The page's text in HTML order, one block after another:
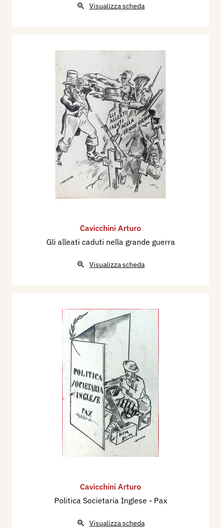
Visualizza scheda
Cavicchini Arturo
Gli alleati caduti nella grande guerra
Visualizza scheda
Cavicchini Arturo
Politica Societaria Inglese - Pax
Visualizza scheda